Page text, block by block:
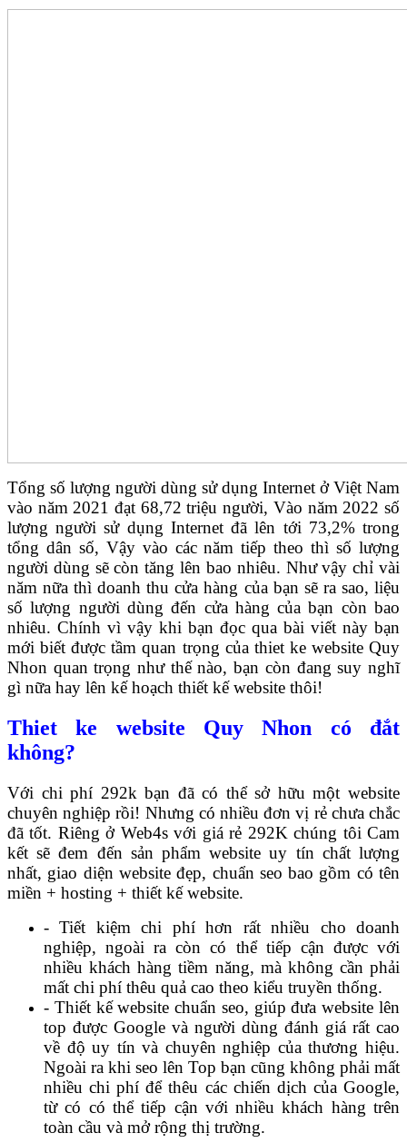
Tổng số lượng người dùng sử dụng Internet ở Việt Nam
vào năm 2021 đạt 68,72 triệu người, Vào năm 2022 số
lượng người sử dụng Internet đã lên tới 73,2% trong
tổng dân số, Vậy vào các năm tiếp theo thì số lượng
người dùng sẽ còn tăng lên bao nhiêu. Như vậy chỉ vài
năm nữa thì doanh thu cửa hàng của bạn sẽ ra sao, liệu
số lượng người dùng đến cửa hàng của bạn còn bao
nhiêu. Chính vì vậy khi bạn đọc qua bài viết này bạn
mới biết được tầm quan trọng của thiet ke website Quy
Nhon quan trọng như thế nào, bạn còn đang suy nghĩ
gì nữa hay lên kế hoạch thiết kế website thôi!
Thiet ke website Quy Nhon có đắt
không?
Với chi phí 292k bạn đã có thể sở hữu một website
chuyên nghiệp rồi! Nhưng có nhiều đơn vị rẻ chưa chắc
đã tốt. Riêng ở Web4s với giá rẻ 292K chúng tôi Cam
kết sẽ đem đến sản phẩm website uy tín chất lượng
nhất, giao diện website đẹp, chuẩn seo bao gồm có tên
miền + hosting + thiết kế website.
- Tiết kiệm chi phí hơn rất nhiều cho doanh
nghiệp, ngoài ra còn có thể tiếp cận được với
nhiều khách hàng tiềm năng, mà không cần phải
mất chi phí thêu quả cao theo kiểu truyền thống.
- Thiết kế website chuẩn seo, giúp đưa website lên
top được Google và người dùng đánh giá rất cao
về độ uy tín và chuyên nghiệp của thương hiệu.
Ngoài ra khi seo lên Top bạn cũng không phải mất
nhiều chi phí để thêu các chiến dịch của Google,
từ có có thể tiếp cận với nhiều khách hàng trên
toàn cầu và mở rộng thị trường.